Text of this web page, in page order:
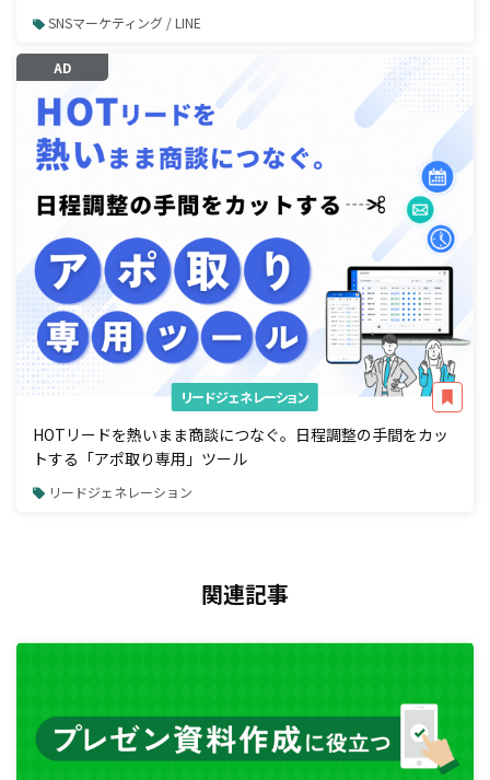
SNSマーケティング / LINE
AD
リードジェネレーション
HOTリードを熱いまま商談につなぐ。日程調整の手間をカッ
トする「アポ取り専用」ツール
リードジェネレーション
関連記事